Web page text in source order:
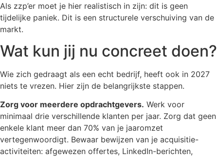
Als zzp’er moet je hier realistisch in zijn: dit is geen
tijdelijke paniek. Dit is een structurele verschuiving van de
markt.
Wat kun jij nu concreet doen?
Wie zich gedraagt als een echt bedrijf, heeft ook in 2027
niets te vrezen. Hier zijn de belangrijkste stappen.
Zorg voor meerdere opdrachtgevers. Werk voor
minimaal drie verschillende klanten per jaar. Zorg dat geen
enkele klant meer dan 70% van je jaaromzet
vertegenwoordigt. Bewaar bewijzen van je acquisitie-
activiteiten: afgewezen offertes, LinkedIn-berichten,